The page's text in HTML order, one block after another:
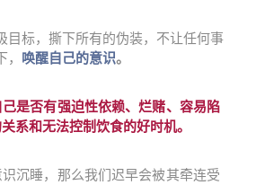
目标，撕下所有的伪装，不让任何事
唤醒自己的意识。
是否有强迫性依赖、烂赌、容易陷
系和无法控制饮食的好时机。
沉睡，那么我们迟早会被其牵连受